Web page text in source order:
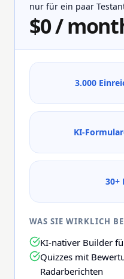
nur für ein paar
$0 /
3.000
KI-
30+
WAS SIE WIRKLICH
KI-nativer Builder
Quizzes mit
Radarberichten